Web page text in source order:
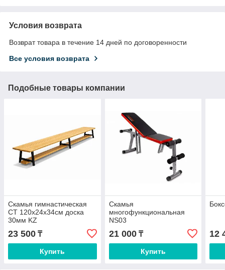
Условия возврата
Возврат товара в течение 14 дней по договоренности
Все условия возврата
Подобные товары компании
Скамья гимнастическая
СТ 120х24х34см доска
30мм KZ
23 500 ₸
Купить
Скамья
многофункциональная
NS03
21 000₸
Купить
12